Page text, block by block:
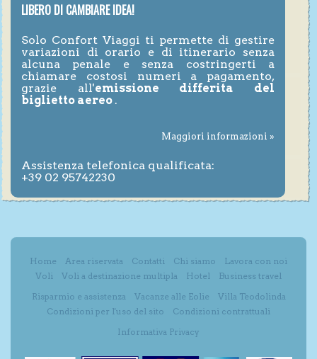
LIBERO DI CAMBIARE IDEA!
Solo Confort Viaggi ti permette di gestire
variazioni di orario e di itinerario senza
alcuna penale e senza costringerti a
chiamare costosi numeri a pagamento,
grazie all'emissione differita del
biglietto aereo .
Maggiori informazioni »
Assistenza telefonica qualificata:
+39 02 95742230
Home Area riservata Contatti Chi siamo
Lavora con noi
Voli
Voli a destinazione multipla Hotel
Business travel
Risparmio e assistenza
Vacanze alle Eolie
Villa Teodolinda
Condizioni per l'uso del sito
Condizioni contrattuali
Informativa Privacy